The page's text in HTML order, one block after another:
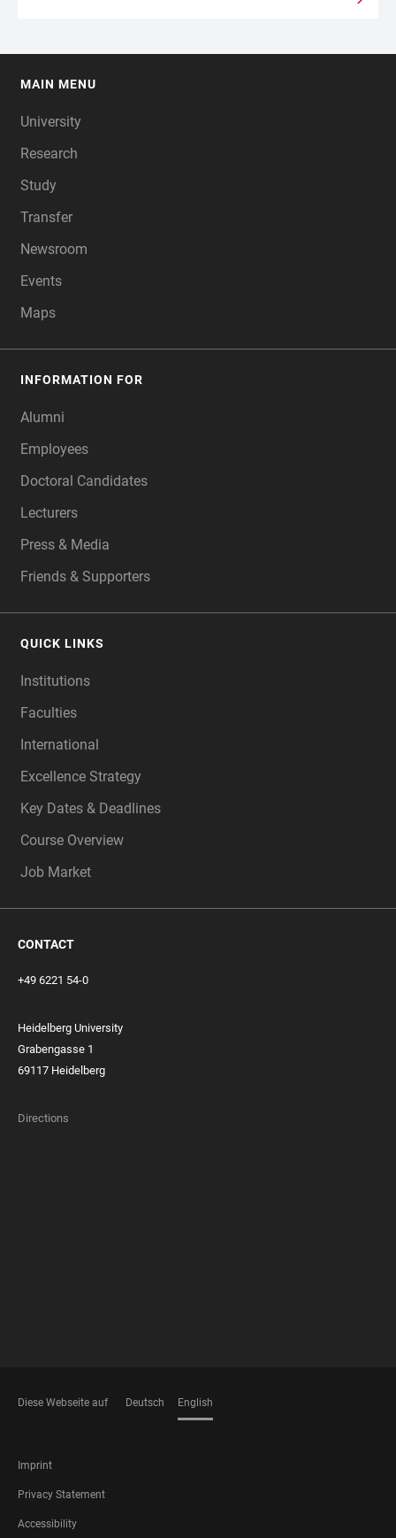
MAIN MENU
University
Research
Study
Transfer
Newsroom
Events
Maps
INFORMATION FOR
Alumni
Employees
Doctoral Candidates
Lecturers
Press & Media
Friends & Supporters
QUICK LINKS
Institutions
Faculties
International
Excellence Strategy
Key Dates & Deadlines
Course Overview
Job Market
CONTACT
+49 6221 54-0
Heidelberg University
Grabengasse 1
69117 Heidelberg
Directions
Diese Webseite auf Deutsch English
FOOTER
LEGAL
Imprint
Privacy Statement
Accessibility